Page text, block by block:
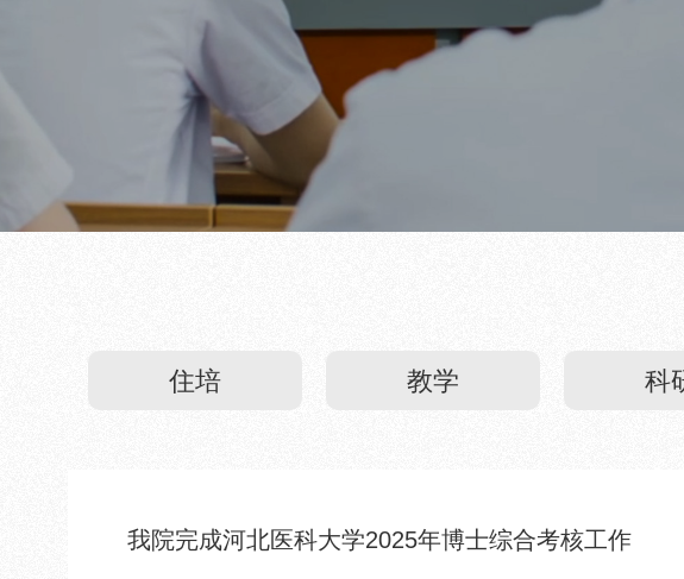
住培 教学 科
我院完成河北医科大学2025年博士综合考核工作